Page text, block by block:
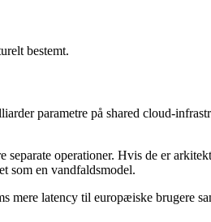
bestemt.
parametre på shared cloud-
operationer. Hvis de er
som en vandfaldsmodel.
latency til europæiske brugere